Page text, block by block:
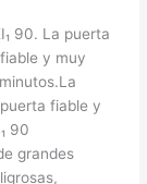
90. La puerta
y muy
fiable y
90
grandes